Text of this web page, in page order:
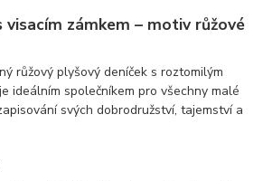
visacím zámkem – motiv růžové
růžový plyšový deníček s roztomilým
ideálním společníkem pro všechny malé
svých dobrodružství, tajemství a